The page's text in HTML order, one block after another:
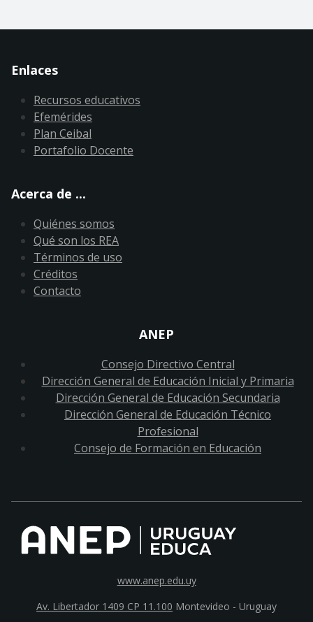
Enlaces
Recursos educativos
Efemérides
Plan Ceibal
Portafolio Docente
Acerca de ...
Quiénes somos
Qué son los REA
Términos de uso
Créditos
Contacto
ANEP
Consejo Directivo Central
Dirección General de Educación Inicial y Primaria
Dirección General de Educación Secundaria
Dirección General de Educación Técnico
Profesional
Consejo de Formación en Educación
www.anep.edu.uy
Av. Libertador 1409 CP 11.100 Montevideo - Uruguay